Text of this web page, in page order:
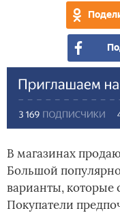
В магазинах
Большой
варианты, которые
Покупатели